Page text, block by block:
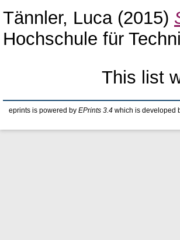
Tännler, Luca(2015)
Hochschule für
This list
eprints is powered by EPrints 3.4 which is developed